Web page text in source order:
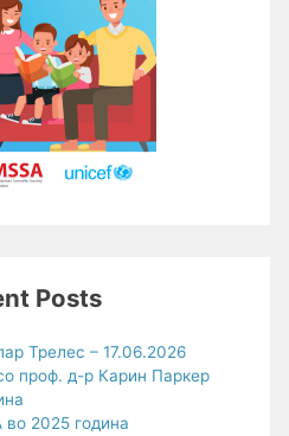
Posts
Трелес – 17.06.2026
проф. д-р Карин Паркер
2025 година